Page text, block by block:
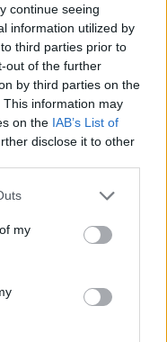
continue seeing
information utilized by
third parties prior to
out of the further
by third parties on the
This information may
on the IAB’s List of
disclose it to other
one or more Google
You may click to
third-party tags to
in below Google
my
mint például a
segítenek az
ügyfélszolgálati
nagy cég